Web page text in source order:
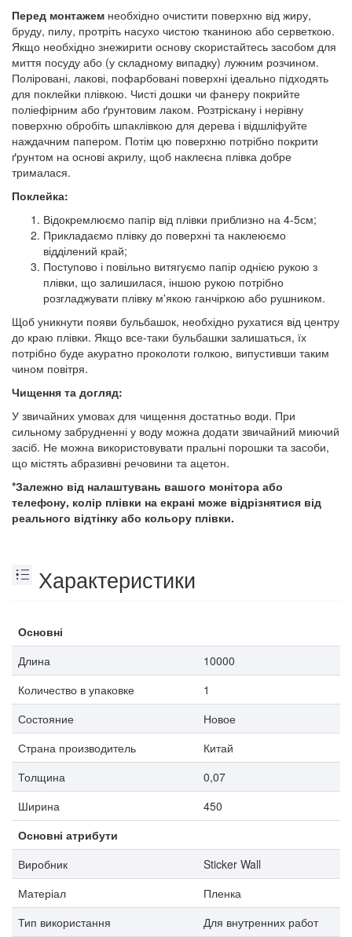
Перед монтажем необхідно очистити поверхню від жиру,
бруду, пилу, протріть насухо чистою тканиною або серветкою.
Якщо необхідно знежирити основу скористайтесь засобом для
миття посуду або (у складному випадку) лужним розчином.
Поліровані, лакові, пофарбовані поверхні ідеально підходять
для поклейки плівкою. Чисті дошки чи фанеру покрийте
поліефірним або ґрунтовим лаком. Розтріскану і нерівну
поверхню обробіть шпаклівкою для дерева і відшліфуйте
наждачним папером. Потім цю поверхню потрібно покрити
ґрунтом на основі акрилу, щоб наклеєна плівка добре
трималася.
Поклейка:
Відокремлюємо папір від плівки приблизно на 4-5см;
Прикладаємо плівку до поверхні та наклеюємо
відділений край;
Поступово і повільно витягуємо папір однією рукою з
плівки, що залишилася, іншою рукою потрібно
розгладжувати плівку м'якою ганчіркою або рушником.
Щоб уникнути появи бульбашок, необхідно рухатися від центру
до краю плівки. Якщо все-таки бульбашки залишаться, їх
потрібно буде акуратно проколоти голкою, випустивши таким
чином повітря.
Чищення та догляд:
У звичайних умовах для чищення достатньо води. При
сильному забрудненні у воду можна додати звичайний миючий
засіб. Не можна використовувати пральні порошки та засоби,
що містять абразивні речовини та ацетон.
*Залежно від налаштувань вашого монітора або
телефону, колір плівки на екрані може відрізнятися від
реального відтінку або кольору плівки.
Характеристики
Основні
Длина
10000
Количество в упаковке
1
Состояние
Новое
Страна производитель
Китай
Толщина
0,07
Ширина
450
Основні атрибути
Виробник
Sticker Wall
Матеріал
Пленка
Тип використання
Для внутренних работ